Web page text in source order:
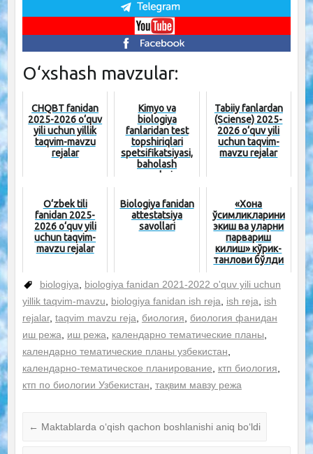
O‘xshash mavzular:
CHQBT fanidan
2025-2026 o‘quv
yili uchun yillik
taqvim-mavzu
rejalar
Kimyo va
biologiya
fanlaridan test
topshiriqlari
spetsifikatsiyasi,
baholash
mezonlari va
Tabiiy fanlardan
(Sciense) 2025-
2026 o‘quv yili
uchun taqvim-
mavzu rejalar
O‘zbek tili
fanidan 2025-
2026 o‘quv yili
uchun taqvim-
mavzu rejalar
Biologiya fanidan
attestatsiya
savollari
«Хона
ўсимликларини
экиш ва уларни
парвариш
килиш» кўрик-
танлови бўлди
biologiya
biologiya fanidan 2021-2022 o'quv yili uchun
yillik taqvim-mavzu
biologiya fanidan ish reja ish reja
ish
rejalar, taqvim mavzu reja биология
биология фанидан
иш режа
иш режа календарно тематические планы
календарно тематические планы узбекистан
календарно-тематическое планирование
ктп биология
ктп по биологии Узбекистан тақвим мавзу режа
← Maktablarda o‘qish qachon boshlanishi aniq bo‘ldi